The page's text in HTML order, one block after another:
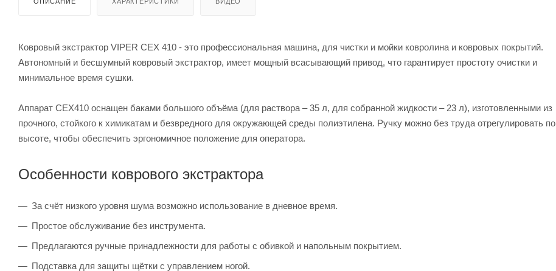
Ковровый экстрактор VIPER CEX 410 - это профессиональная машина, для чистки и мойки ковролина и ковровых покрытий.
Автономный и бесшумный ковровый экстрактор, имеет мощный всасывающий привод, что гарантирует простоту очистки и
минимальное время сушки.
Аппарат CEX410 оснащен баками большого объёма (для раствора – 35 л, для собранной жидкости – 23 л), изготовленными из
прочного, стойкого к химикатам и безвредного для окружающей среды полиэтилена. Ручку можно без труда отрегулировать по
высоте, чтобы обеспечить эргономичное положение для оператора.
Особенности коврового экстрактора
За счёт низкого уровня шума возможно использование в дневное время.
Простое обслуживание без инструмента.
Предлагаются ручные принадлежности для работы с обивкой и напольным покрытием.
Подставка для защиты щётки с управлением ногой.